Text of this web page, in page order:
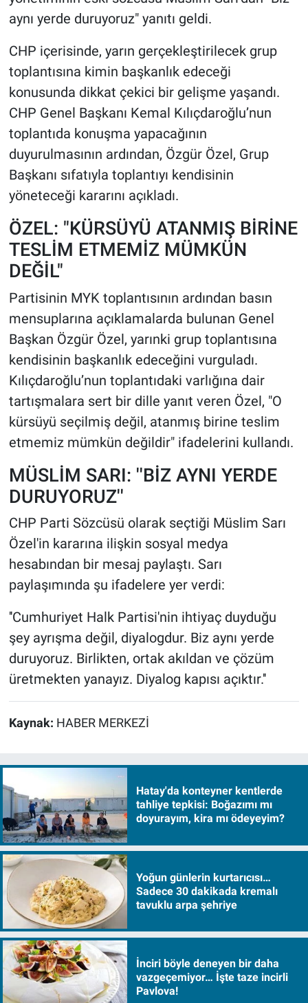
aynı yerde duruyoruz" yanıtı geldi.
CHP içerisinde, yarın gerçekleştirilecek grup
toplantısına kimin başkanlık edeceği
konusunda dikkat çekici bir gelişme yaşandı.
CHP Genel Başkanı Kemal Kılıçdaroğlu’nun
toplantıda konuşma yapacağının
duyurulmasının ardından, Özgür Özel, Grup
Başkanı sıfatıyla toplantıyı kendisinin
yöneteceği kararını açıkladı.
ÖZEL: "KÜRSÜYÜ ATANMIŞ BİRİNE
TESLİM ETMEMİZ MÜMKÜN
DEĞİL"
Partisinin MYK toplantısının ardından basın
mensuplarına açıklamalarda bulunan Genel
Başkan Özgür Özel, yarınki grup toplantısına
kendisinin başkanlık edeceğini vurguladı.
Kılıçdaroğlu’nun toplantıdaki varlığına dair
tartışmalara sert bir dille yanıt veren Özel, "O
kürsüyü seçilmiş değil, atanmış birine teslim
etmemiz mümkün değildir" ifadelerini kullandı.
MÜSLİM SARI: ''BİZ AYNI YERDE
DURUYORUZ''
CHP Parti Sözcüsü olarak seçtiği Müslim Sarı
Özel'in kararına ilişkin sosyal medya
hesabından bir mesaj paylaştı. Sarı
paylaşımında şu ifadelere yer verdi:
''Cumhuriyet Halk Partisi'nin ihtiyaç duyduğu
şey ayrışma değil, diyalogdur. Biz aynı yerde
duruyoruz. Birlikten, ortak akıldan ve çözüm
üretmekten yanayız. Diyalog kapısı açıktır.''
Kaynak: HABER MERKEZİ
Hatay'da konteyner kentlerde
tahliye tepkisi: Boğazımı mı
doyurayım, kira mı ödeyeyim?
Yoğun günlerin kurtarıcısı…
Sadece 30 dakikada kremalı
tavuklu arpa şehriye
İnciri böyle deneyen bir daha
vazgeçemiyor… İşte taze incirli
Pavlova!